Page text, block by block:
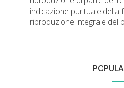
indicazione puntuale della
riproduzione integrale del